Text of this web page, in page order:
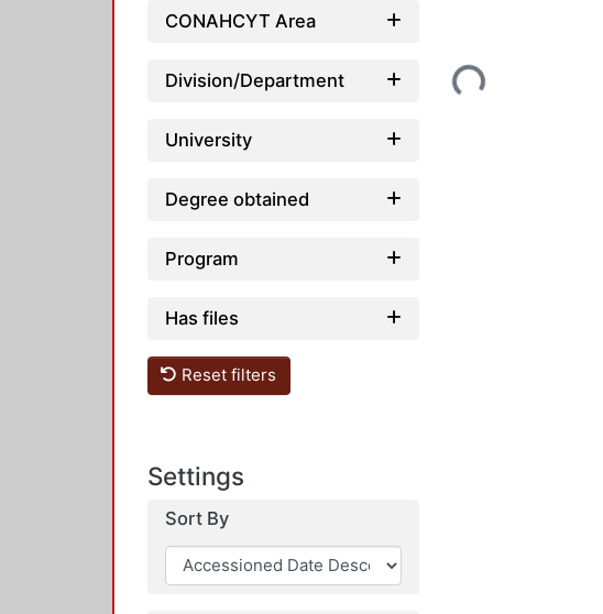
CONAHCYT Area
Division/Department
University
Degree obtained
Program
Has files
Reset filters
Settings
Sort By
Loading...